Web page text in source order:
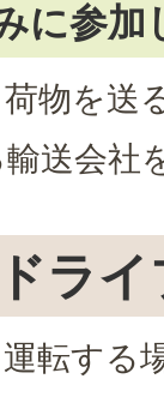
に参加
物を送
送会社
ラ
転する